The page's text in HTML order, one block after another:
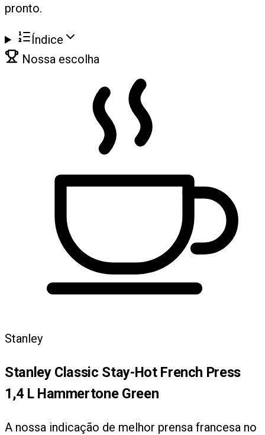
pronto.
Índice
Nossa escolha
Stanley
Stanley Classic Stay-Hot French Press
1,4 L Hammertone Green
A nossa indicação de melhor prensa francesa no